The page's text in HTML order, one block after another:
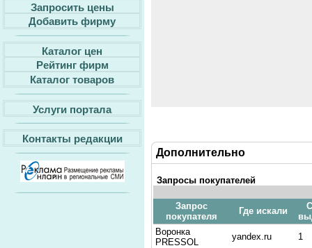
Запросить цены
Добавить фирму
Каталог цен
Рейтинг фирм
Каталог товаров
Услуги портала
Контакты редакции
Дополнительно
Запросы покупателей
Запрос
покупателя
Где искали
Воронка
PRESSOL
yandex.ru
1